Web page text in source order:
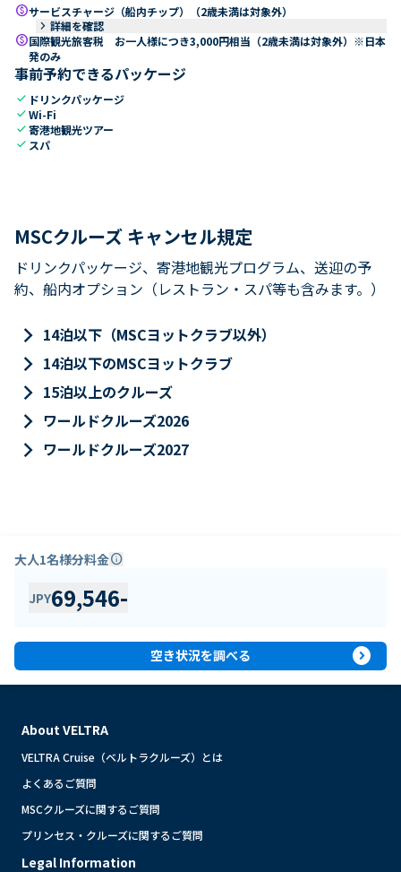
paidサービスチャージ（船内チップ）（2歳未満は対象外）
keyboard_arrow_right 詳細を確認
paid国際観光旅客税 お一人様につき3,000円相当（2歳未満は対象外）※日本
発のみ
事前予約できるパッケージ
check ドリンクパッケージ
checkWi-Fi
check寄港地観光ツアー
check スパ
MSCクルーズ キャンセル規定
ドリンクパッケージ、寄港地観光プログラム、送迎の予
約、船内オプション（レストラン・スパ等も含みます。）
keyboard_arrow_right 14泊以下（MSCヨットクラブ以外）
keyboard_arrow_right 14泊以下のMSCヨットクラブ
keyboard_arrow_right 15泊以上のクルーズ
keyboard_arrow_right ワールドクルーズ2026
keyboard_arrow_right ワールドクルーズ2027
大人1名様分料金info
JPY69,546-
空き状況を調べる expand_circle_right
About VELTRA
VELTRA Cruise（ベルトラクルーズ）とは
よくあるご質問
MSCクルーズに関するご質問
プリンセス・クルーズに関するご質問
Legal Information